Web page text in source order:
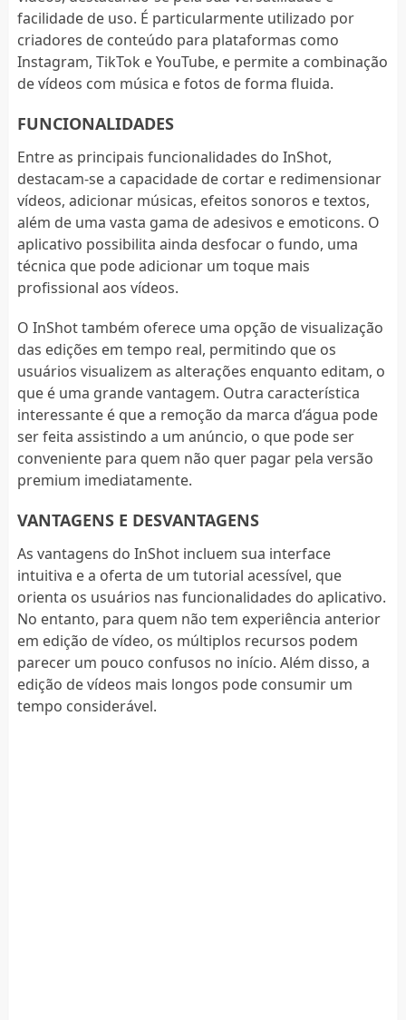
facilidade de uso. É particularmente utilizado por
criadores de conteúdo para plataformas como
Instagram, TikTok e YouTube, e permite a combinação
de vídeos com música e fotos de forma fluida.
FUNCIONALIDADES
Entre as principais funcionalidades do InShot,
destacam-se a capacidade de cortar e redimensionar
vídeos, adicionar músicas, efeitos sonoros e textos,
além de uma vasta gama de adesivos e emoticons. O
aplicativo possibilita ainda desfocar o fundo, uma
técnica que pode adicionar um toque mais
profissional aos vídeos.
O InShot também oferece uma opção de visualização
das edições em tempo real, permitindo que os
usuários visualizem as alterações enquanto editam, o
que é uma grande vantagem. Outra característica
interessante é que a remoção da marca d’água pode
ser feita assistindo a um anúncio, o que pode ser
conveniente para quem não quer pagar pela versão
premium imediatamente.
VANTAGENS E DESVANTAGENS
As vantagens do InShot incluem sua interface
intuitiva e a oferta de um tutorial acessível, que
orienta os usuários nas funcionalidades do aplicativo.
No entanto, para quem não tem experiência anterior
em edição de vídeo, os múltiplos recursos podem
parecer um pouco confusos no início. Além disso, a
edição de vídeos mais longos pode consumir um
tempo considerável.